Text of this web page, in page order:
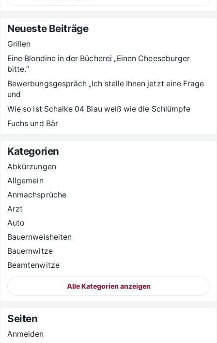
Neueste Beiträge
Grillen
Eine Blondine in der Bücherei „Einen Cheeseburger
bitte.“
Bewerbungsgespräch „Ich stelle Ihnen jetzt eine Frage
und
Wie so ist Schalke 04 Blau weiß wie die Schlümpfe
Fuchs und Bär
Kategorien
Abkürzungen
Allgemein
Anmachsprüche
Arzt
Auto
Bauernweisheiten
Bauernwitze
Beamtenwitze
Alle Kategorien anzeigen
Seiten
Anmelden